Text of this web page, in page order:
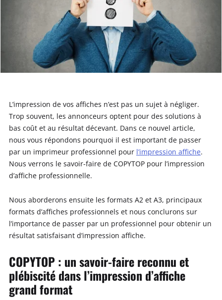
L’impression de vos affiches n’est pas un sujet à négliger.
Trop souvent, les annonceurs optent pour des solutions à
bas coût et au résultat décevant. Dans ce nouvel article,
nous vous répondons pourquoi il est important de passer
par un imprimeur professionnel pour l’impression affiche.
Nous verrons le savoir-faire de COPYTOP pour l’impression
d’affiche professionnelle.
Nous aborderons ensuite les formats A2 et A3, principaux
formats d’affiches professionnels et nous conclurons sur
l’importance de passer par un professionnel pour obtenir un
résultat satisfaisant d’impression affiche.
COPYTOP : un savoir-faire reconnu et
plébiscité dans l’impression d’affiche
grand format